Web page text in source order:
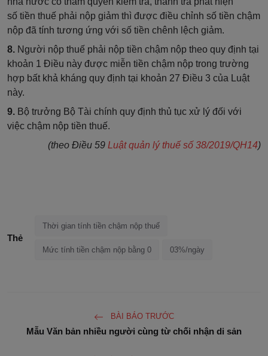
số tiền thuế phải nộp giảm thì được điều chỉnh số tiền chậm
nộp đã tính tương ứng với số tiền chênh lệch giảm.
8. Người nộp thuế phải nộp tiền chậm nộp theo quy định tại
khoản 1 Điều này được miễn tiền chậm nộp trong trường
hợp bất khả kháng quy định tại khoản 27 Điều 3 của Luật
này.
9. Bộ trưởng Bộ Tài chính quy định thủ tục xử lý đối với
việc chậm nộp tiền thuế.
(theo Điều 59 Luật quản lý thuế số 38/2019/QH14)
Thẻ
Thời gian tính tiền chậm nộp thuế
Mức tính tiền chậm nộp bằng 0 03%/ngày
BÀI BÁO TRƯỚC
Mẫu Văn bản nhiều người cùng từ chối nhận di sản